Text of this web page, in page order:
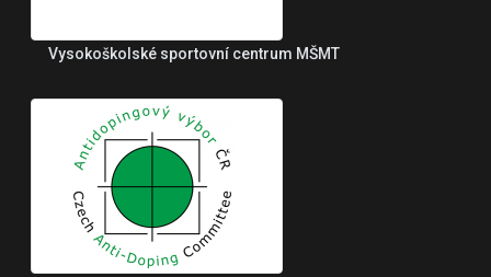
Vysokoškolské sportovní centrum MŠMT